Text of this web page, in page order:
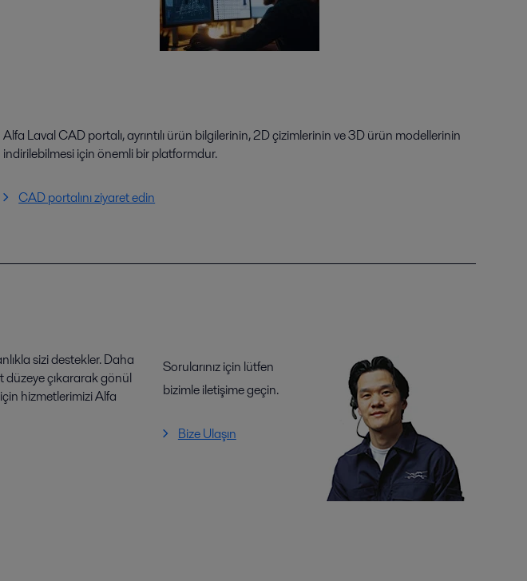
Alfa Laval CAD portalı, ayrıntılı ürün bilgilerinin, 2D çizimlerinin ve 3D ürün modellerinin
indirilebilmesi için önemli bir platformdur.
CAD portalını ziyaret edin
sizi destekler. Daha
düzeye çıkararak gönül
hizmetlerimizi Alfa
Sorularınız için lütfen
bizimle iletişime geçin.
Bize Ulaşın